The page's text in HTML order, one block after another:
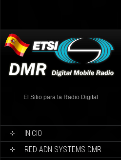
El Sitio para la Radio Digital
INICIO
RED ADN SYSTEMS DMR